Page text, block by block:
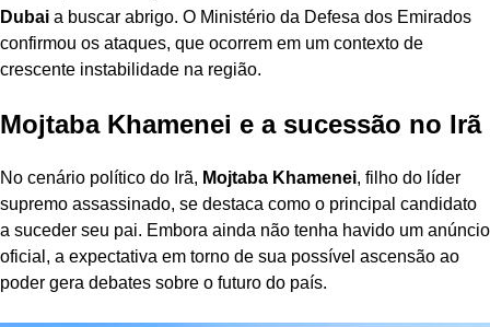
Dubai a buscar abrigo. O Ministério da Defesa dos Emirados
confirmou os ataques, que ocorrem em um contexto de
crescente instabilidade na região.
Mojtaba Khamenei e a sucessão no Irã
No cenário político do Irã, Mojtaba Khamenei, filho do líder
supremo assassinado, se destaca como o principal candidato
a suceder seu pai. Embora ainda não tenha havido um anúncio
oficial, a expectativa em torno de sua possível ascensão ao
poder gera debates sobre o futuro do país.